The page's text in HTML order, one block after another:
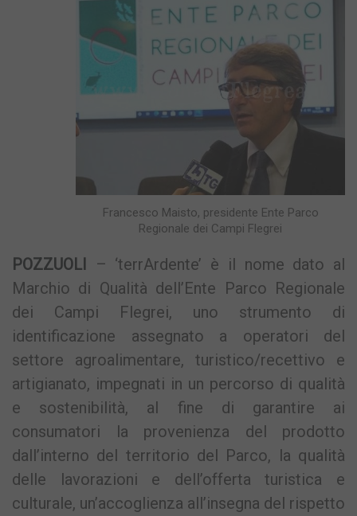
Francesco Maisto, presidente Ente Parco
Regionale dei Campi Flegrei
POZZUOLI
– ‘terrArdente’ è il nome dato al
Marchio di Qualità dell’Ente Parco Regionale
dei Campi Flegrei, uno strumento di
identificazione assegnato a operatori del
settore agroalimentare, turistico/recettivo e
artigianato, impegnati in un percorso di qualità
e sostenibilità, al fine di garantire ai
consumatori la provenienza del prodotto
dall’interno del territorio del Parco, la qualità
delle lavorazioni e dell’offerta turistica e
culturale, un’accoglienza all’insegna del rispetto